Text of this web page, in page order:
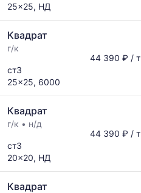
25x25, НД
Квадрат
г/к
ст3
25x25, 6000
44 390 ₽ / т
Квадрат
г/к • н/д
ст3
20x20, НД
44 390 ₽ / т
Квадрат